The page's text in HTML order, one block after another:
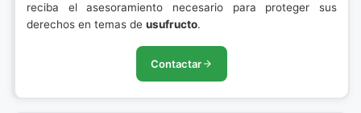
reciba el asesoramiento necesario para proteger sus
derechos en temas de usufructo.
Contactar